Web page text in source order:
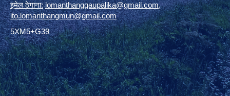
इमेल ठेगाना: lomanthanggaupalika@gmail.com,
ito.lomanthangmun@gmail.com
5XM5+G39